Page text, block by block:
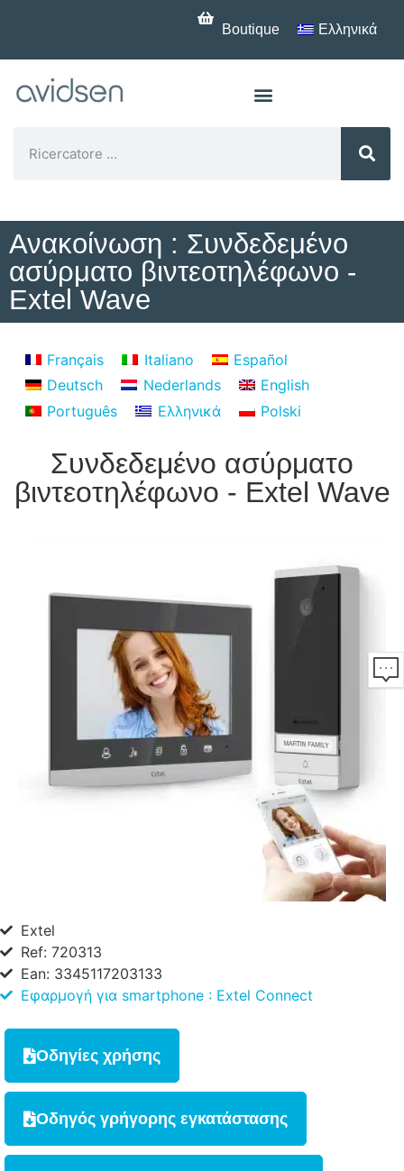
Boutique Ελληνικά
Ανακοίνωση : Συνδεδεμένο
ασύρματο βιντεοτηλέφωνο -
Extel Wave
Français Italiano
Español
Deutsch
Nederlands
English
Português
Ελληνικά Polski
Συνδεδεμένο ασύρματο
βιντεοτηλέφωνο - Extel Wave
Extel
Ref: 720313
Ean: 3345117203133
Εφαρμογή για smartphone : Extel Connect
Οδηγίες χρήσης
Οδηγός γρήγορης εγκατάστασης